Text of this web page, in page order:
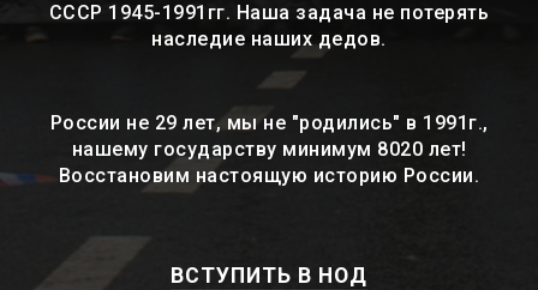
СССР 1945-1991гг. Наша задача не потерять
наследие наших дедов.
России не 29 лет, мы не "родились" в 1991г.,
нашему государству минимум 8020 лет!
Восстановим настоящую историю России.
ВСТУПИТЬ В НОД